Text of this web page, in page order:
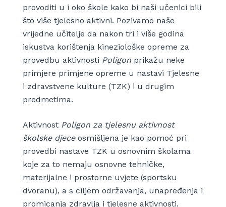
provoditi u i oko škole kako bi naši učenici bili
što više tjelesno aktivni. Pozivamo naše
vrijedne učitelje da nakon tri i više godina
iskustva korištenja kineziološke opreme za
provedbu aktivnosti Poligon prikažu neke
primjere primjene opreme u nastavi Tjelesne
i zdravstvene kulture (TZK) i u drugim
predmetima.
Aktivnost Poligon za tjelesnu aktivnost
školske djeceosmišljena je kao pomoć pri
provedbi nastave TZK u osnovnim školama
koje za to nemaju osnovne tehničke,
materijalne i prostorne uvjete (sportsku
dvoranu), a s ciljem održavanja, unapređenja i
promicanja zdravlja i tjelesne aktivnosti.